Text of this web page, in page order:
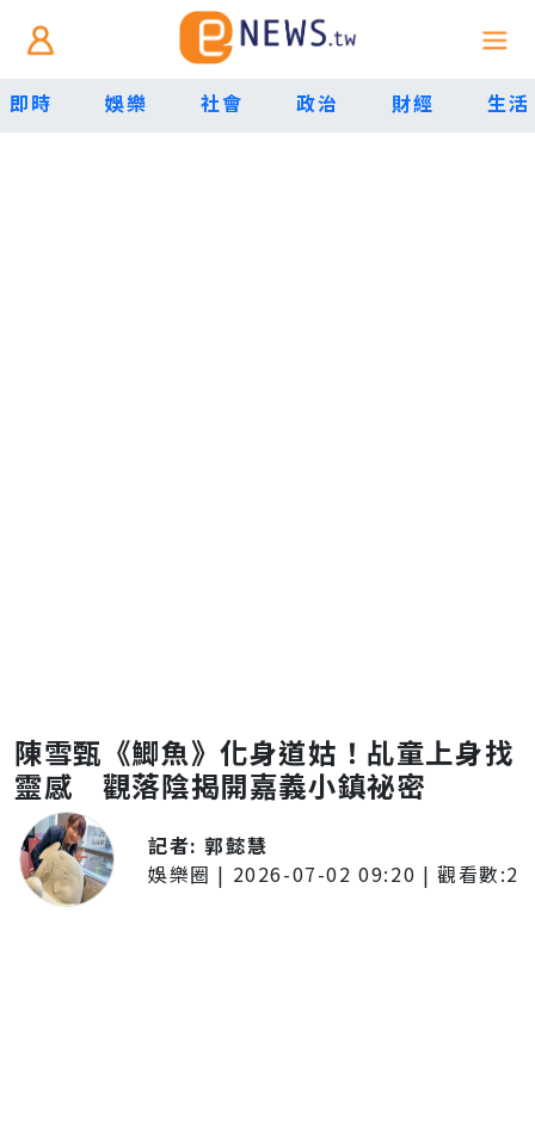
即時 娛樂 社會 政治 財經 生活
陳雪甄《鯽魚》化身道姑！乩童上身找
靈感 觀落陰揭開嘉義小鎮祕密
記者:郭懿慧
娛樂圈 | 2026-07-02 09:20 | 觀看數:2